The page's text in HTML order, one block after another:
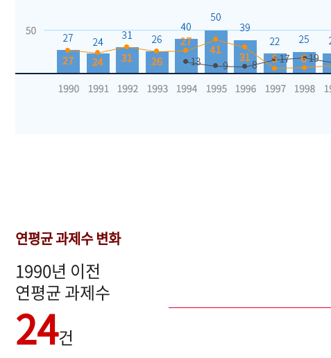
연평균 과제수 변화
1990년 이전
연평균 과제수
24건